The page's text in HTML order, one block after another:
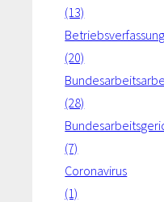
(13)
(20)
(28)
(7)
Coronavirus
(1)